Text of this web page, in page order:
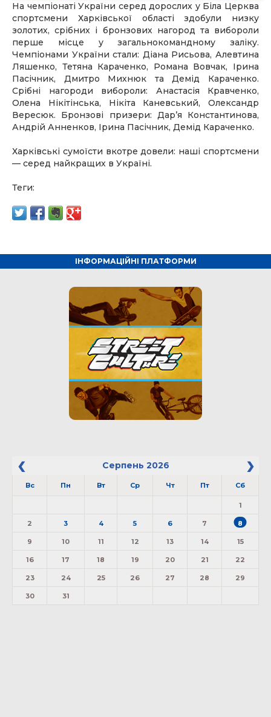
На чемпіонаті України серед дорослих у Біла Церква
спортсмени Харківської області здобули низку
золотих, срібних і бронзових нагород та вибороли
перше місце у загальнокомандному заліку.
Чемпіонами України стали: Діана Рисьова, Алевтина
Ляшенко, Тетяна Караченко, Романа Вовчак, Ірина
Пасічник, Дмитро Михнюк та Демід Караченко.
Срібні нагороди вибороли: Анастасія Кравченко,
Олена Нікітінська, Нікіта Каневський, Олександр
Вересюк. Бронзові призери: Дарʼя Константинова,
Андрій Анненков, Ірина Пасічник, Демід Караченко.
Харківські сумоїсти вкотре довели: наші спортсмени
— серед найкращих в Україні.
Теги:
ІНФОРМАЦІЙНІ ПЛАТФОРМИ
Серпень 2026
Вс Пн Вт Ср Чт Пт Сб
1
2 3 4 5 6 7 8
9 10 11 12 13 14 15
16 17 18 19 20 21 22
23 24 25 26 27 28 29
30 31